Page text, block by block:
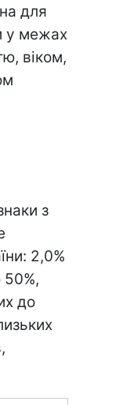
для
у межах
віком,
з
2,0%
50%,
до